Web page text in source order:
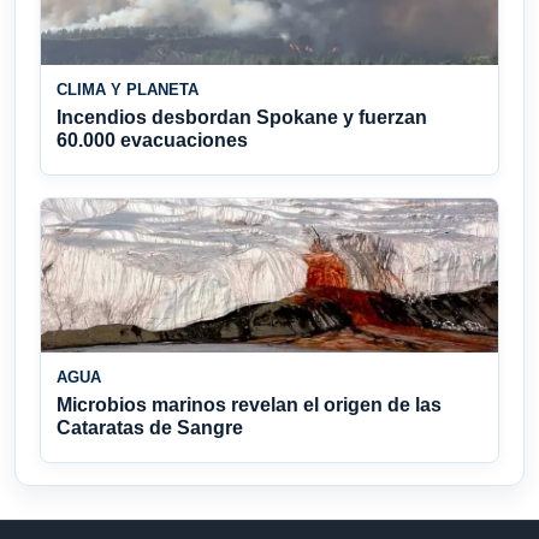
CLIMA Y PLANETA
Incendios desbordan Spokane y fuerzan
60.000 evacuaciones
AGUA
Microbios marinos revelan el origen de las
Cataratas de Sangre